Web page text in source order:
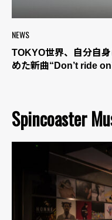
NEWS
TOKYO世界、自分自
めた新曲“Don’t ride
Spincoaster